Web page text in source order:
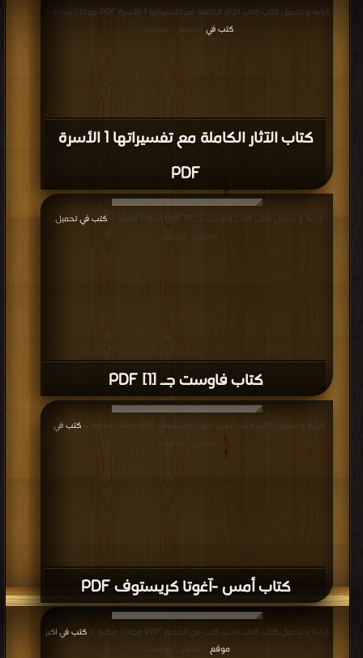
كتاب الآثار الكاملة مع تفسيراتها 1 الأسرة
PDF
قراءة و تحميل كتاب كتاب الآثار الكاملة مع تفسيراتها 1 الأسرة PDF مجانا | مكتبة >
كتب في
| التحميل : مرة/مرات
كتاب فاوست جـ [1] PDF
قراءة و تحميل كتاب كتاب فاوست جـ [1] PDF مجانا | مكتبة > كتب في تحميل
التحميل : مرة/مرات
كتاب أمس -آغوتا كريستوف PDF
قراءة و تحميل كتاب كتاب أمس -آغوتا كريستوف PDF مجانا | مكتبة > كتب في
التحميل : مرة/مرات
قراءة و تحميل كتاب كتاب الحب كلب من الجحيم PDF مجانا | مكتبة >
كتب في اكبر
موقع
| التحميل : مرة/مرات